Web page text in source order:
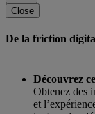
Close
De la friction
Découvrez
Obtenez des
et